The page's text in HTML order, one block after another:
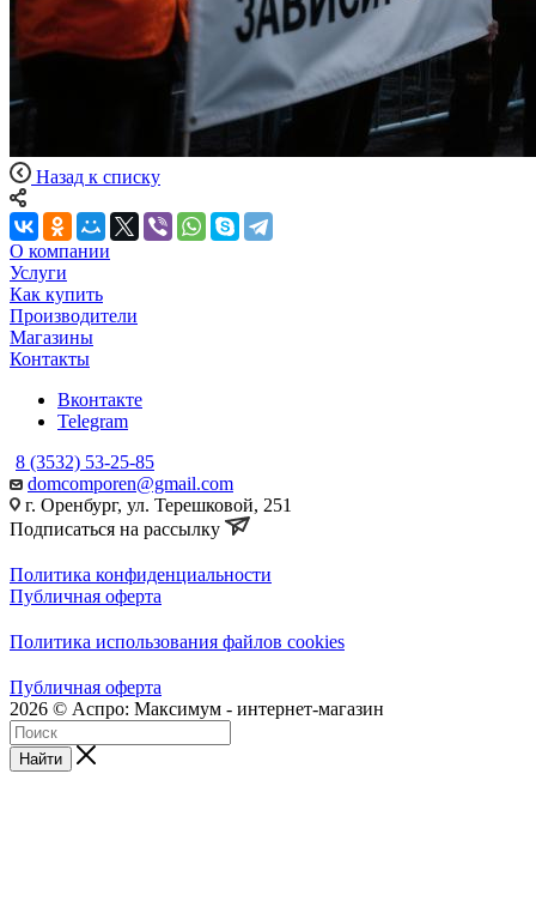
Назад к списку
О компании
Услуги
Как купить
Производители
Магазины
Контакты
Вконтакте
Telegram
8 (3532) 53-25-85
domcomporen@gmail.com
г. Оренбург, ул. Терешковой, 251
Подписаться на рассылку
Политика конфиденциальности
Публичная оферта
Политика использования файлов cookies
Публичная оферта
2026 © Аспро: Максимум - интернет-магазин
Найти